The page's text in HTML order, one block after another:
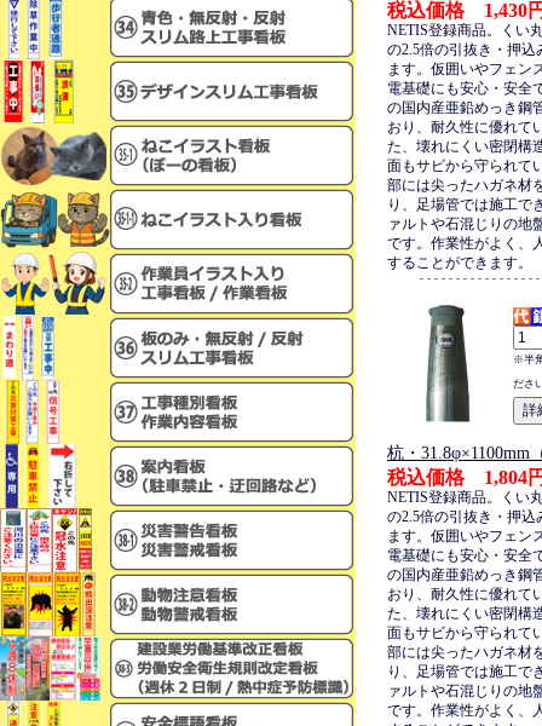
税込価格 1,430
NETIS登録商品。くい
の2.5倍の引抜き・押込
ます。仮囲いやフェン
電基礎にも安心・安全
の国内産亜鉛めっき鋼
おり、耐久性に優れて
た、壊れにくい密閉構
面もサビから守られて
部には尖ったハガネ材
り、足場管では施工で
ァルトや石混じりの地
です。作業性がよく、
することができます。
※半
ださ
杭・31.8φ×1100mm
税込価格 1,804
NETIS登録商品。くい
の2.5倍の引抜き・押込
ます。仮囲いやフェン
電基礎にも安心・安全
の国内産亜鉛めっき鋼
おり、耐久性に優れて
た、壊れにくい密閉構
面もサビから守られて
部には尖ったハガネ材
り、足場管では施工で
ァルトや石混じりの地
です。作業性がよく、